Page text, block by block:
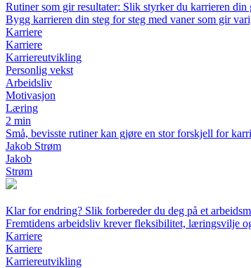
Rutiner som gir resultater: Slik styrker du karrieren
Bygg karrieren din steg for steg med vaner som gir
Karriere
Karriere
Karriereutvikling
Personlig vekst
Arbeidsliv
Motivasjon
Læring
2 min
Små, bevisste rutiner kan gjøre en stor forskjell for
Jakob Strøm
Jakob
Strøm
Klar for endring? Slik forbereder du deg på et
Fremtidens arbeidsliv krever fleksibilitet, læringsvilje
Karriere
Karriere
Karriereutvikling